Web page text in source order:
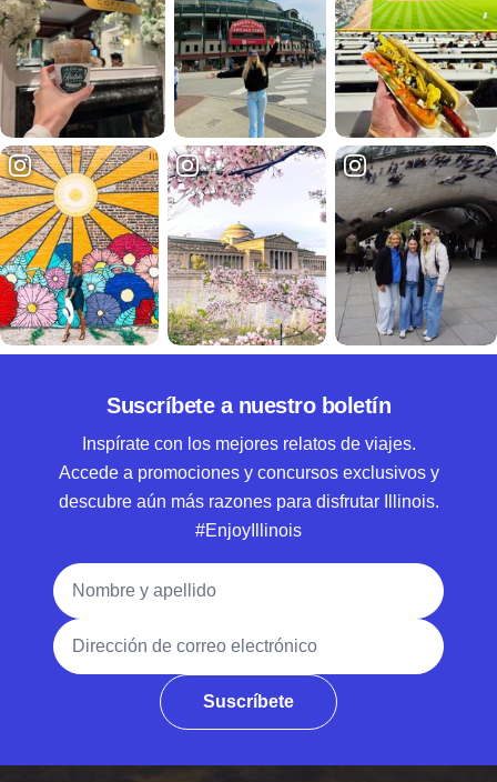
Suscríbete a nuestro boletín
Inspírate con los mejores relatos de viajes.
Accede a promociones y concursos exclusivos y
descubre aún más razones para disfrutar Illinois.
#EnjoyIllinois
Nombre y apellido
Dirección de correo electrónico
Suscríbete